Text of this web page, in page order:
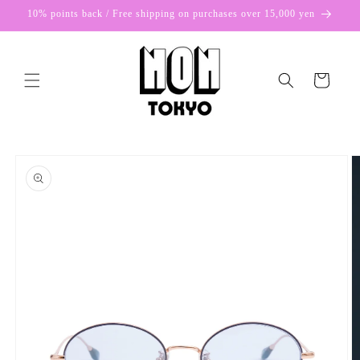
Skip to
10% points back / Free shipping on purchases over 15,000 yen
Cart
product
information